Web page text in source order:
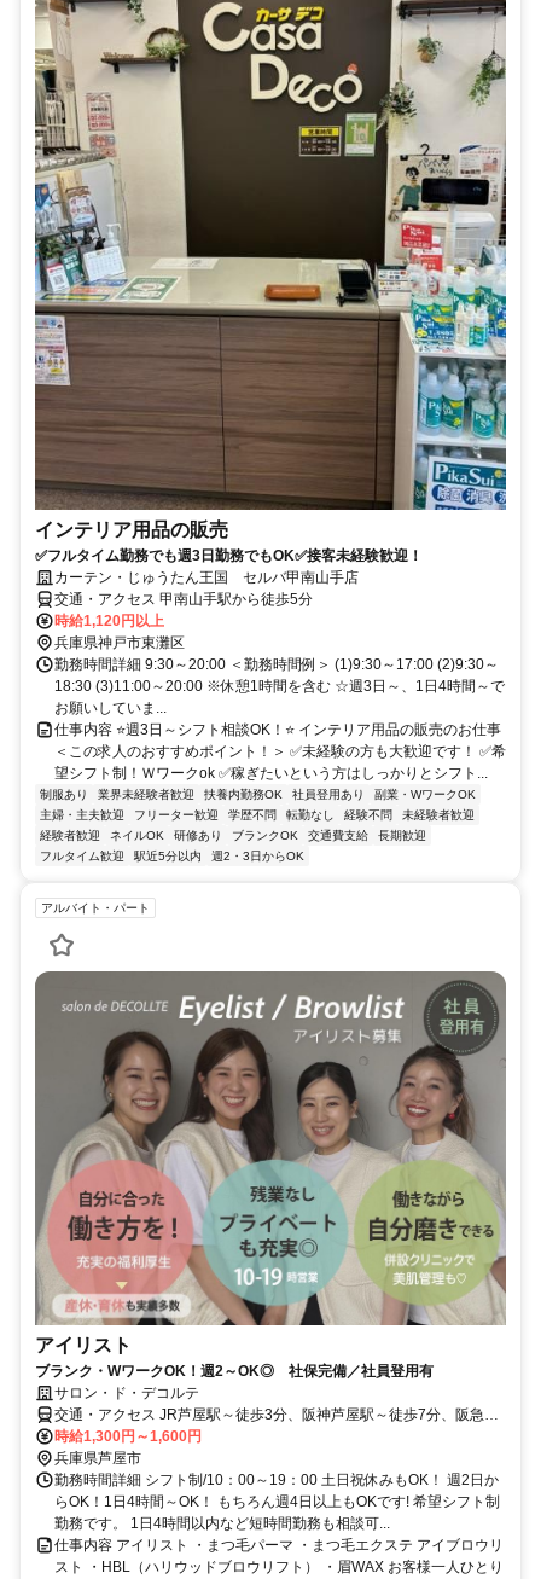
インテリア用品の販売
✅フルタイム勤務でも週3日勤務でもOK✅接客未経験歓迎！
カーテン・じゅうたん王国 セルバ甲南山手店
交通・アクセス 甲南山手駅から徒歩5分
時給1,120円以上
兵庫県神戸市東灘区
勤務時間詳細 9:30～20:00 ＜勤務時間例＞ (1)9:30～17:00 (2)9:30～
18:30 (3)11:00～20:00 ※休憩1時間を含む ☆週3日～、1日4時間～で
お願いしていま...
仕事内容 ⭐週3日～シフト相談OK！⭐ インテリア用品の販売のお仕事
＜この求人のおすすめポイント！＞ ✅未経験の方も大歓迎です！ ✅希
望シフト制！Ｗワークok ✅稼ぎたいという方はしっかりとシフト...
制服あり 業界未経験者歓迎 扶養内勤務OK 社員登用あり
副業・WワークOK
主婦・主夫歓迎
フリーター歓迎 学歴不問 転勤なし 経験不問
未経験者歓迎
経験者歓迎
ネイルOK 研修あり ブランクOK 交通費支給
長期歓迎
フルタイム歓迎
駅近5分以内 週2・3日からOK
アルバイト・パート
アイリスト
ブランク・WワークOK！週2～OK◎ 社保完備／社員登用有
サロン・ド・デコルテ
交通・アクセス JR芦屋駅～徒歩3分、阪神芦屋駅～徒歩7分、阪急芦
屋川駅～徒歩10分
時給1,300円～1,600円
兵庫県芦屋市
勤務時間詳細 シフト制/10：00～19：00 土日祝休みもOK！ 週2日か
らOK！1日4時間～OK！ もちろん週4日以上もOKです! 希望シフト制
勤務です。 1日4時間以内など短時間勤務も相談可...
仕事内容 アイリスト ・まつ毛パーマ ・まつ毛エクステ アイブロウリ
スト ・HBL（ハリウッドブロウリフト） ・眉WAX お客様一人ひとり